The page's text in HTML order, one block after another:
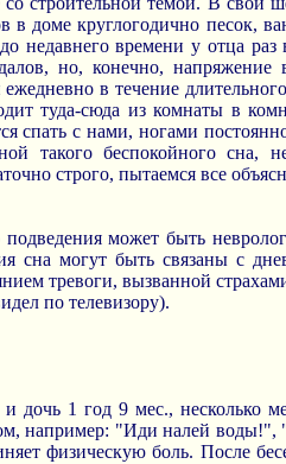
доме круглогодично песок,
недавнего времени у отца
но, конечно,
в течение
туда-сюда из комнаты в
спать с нами, ногами
такого беспокойного сна,
строго, пытаемся все
может быть
сна могут быть связаны с
тревоги, вызванной
по телевизору).
1 год 9 мес., несколько
например: "Иди налей воды!",
физическую боль. После